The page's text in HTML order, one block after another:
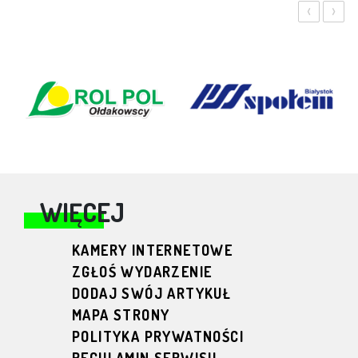
‹ ›
WIĘCEJ
KAMERY INTERNETOWE
ZGŁOŚ WYDARZENIE
DODAJ SWÓJ ARTYKUŁ
MAPA STRONY
POLITYKA PRYWATNOŚCI